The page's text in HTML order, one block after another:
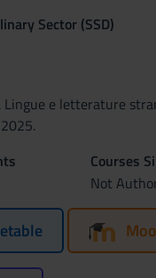
Sector (SSD)
Lingue e letterature
Courses
Not